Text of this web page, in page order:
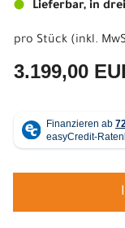
Lieferbar, in
pro Stück (inkl.
3.199,00